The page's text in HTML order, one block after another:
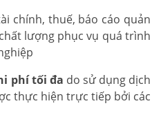
chính, thuế, báo cáo quản
lượng phục vụ quá trình
phí tối đa do sử dụng dịch
thực hiện trực tiếp bởi các